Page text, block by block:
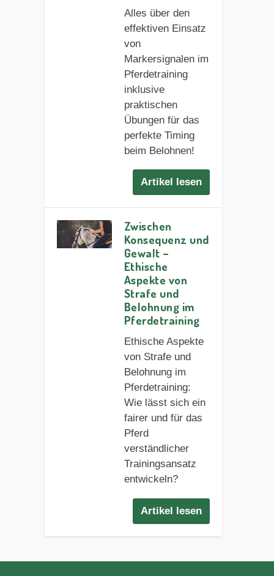
Alles über den
effektiven Einsatz
von
Markersignalen im
Pferdetraining
inklusive
praktischen
Übungen für das
perfekte Timing
beim Belohnen!
Artikel lesen
Zwischen
Konsequenz und
Gewalt –
Ethische
Aspekte von
Strafe und
Belohnung im
Pferdetraining
Ethische Aspekte
von Strafe und
Belohnung im
Pferdetraining:
Wie lässt sich ein
fairer und für das
Pferd
verständlicher
Trainingsansatz
entwickeln?
Artikel lesen